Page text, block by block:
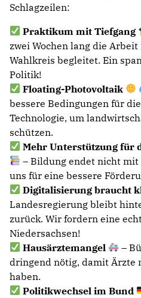
Schlagzeilen:
Praktikum mit Tiefgang
zwei Wochen lang die
Wahlkreis begleitet. Ein
Politik!
Floating-Photovoltaik
bessere Bedingungen für
Technologie, um
schützen.
Mehr Unterstützung für
– Bildung endet nicht mit
uns für eine bessere
Digitalisierung braucht
Landesregierung bleibt
zurück. Wir fordern eine
Niedersachsen!
Hausärztemangel
–
dringend nötig, damit Ärzte
haben.
Politikwechsel im Bund